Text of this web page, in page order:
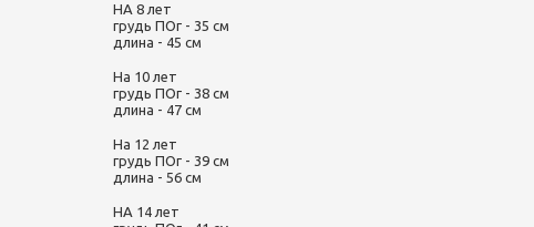
НА 8 лет
грудь ПОг - 35 см
длина - 45 см
На 10 лет
грудь ПОг - 38 см
длина - 47 см
На 12 лет
грудь ПОг - 39 см
длина - 56 см
НА 14 лет